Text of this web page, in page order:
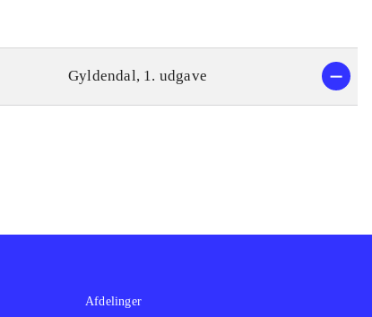
Gyldendal, 1. udgave
Afdelinger